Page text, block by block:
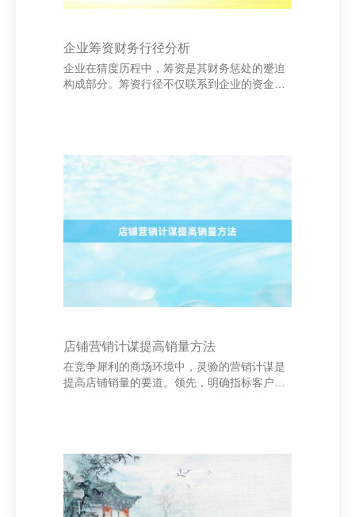
企业筹资财务行径分析
企业在猜度历程中，筹资是其财务惩处的蹙迫
构成部分。筹资行径不仅联系到企业的资金起
大要增强企业实力，但会稀释原有推动的股
权；而债务融资则通过借款或刊行债券得回资
金，天然成本相对较低，但会增多企业的财务
包袱和偿债压力。 莆田泵阀网|阀门|离心泵|泵
配件|为您提供最专业的资讯平台 其次，企业在
进行筹资时，需概括计划自己的发展阶段、行
店铺营销计谋提高销量方法
在竞争犀利的商场环境中，灵验的营销计谋是
提高店铺销量的要道。领先，明确指标客户群
增强耗尽者的信任感，促进购买决策。 同期，
哄骗支吾媒体和电商平台进行推论，加多曝光
率。通过短视频、直播带货等神色蛊卦流量，
汇集限时扣头、满减动作等促销本事，激勉耗